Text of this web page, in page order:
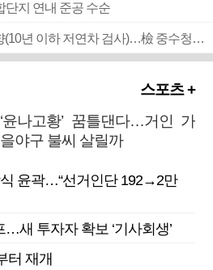
단지 연내 준공 수순
■ 검사 신분 버리고 직급하향(10년 이하 저연차 검사)…檢 중수청행 기피
스포츠 +
‘윤나고황’ 꿈틀댄다…거인 가
을야구 불씨 살릴까
윤곽…“선거인단 192→2만
새 투자자 확보 ‘기사회생’
터 재개